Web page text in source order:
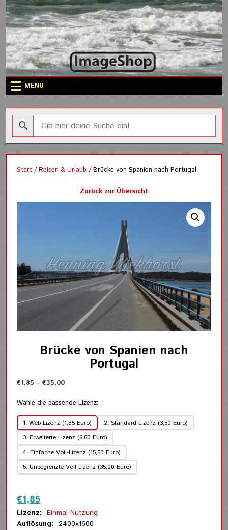
Skip
to
content
MENU
Start /Reisen & Urlaub / Brücke von Spanien nach Portugal
Zurück zur Übersicht
Brücke von Spanien nach
Portugal
€1,85 –€35,00Preisspanne:
bis
€35,00
Wähle die passende Lizenz:
1. Web-Lizenz (1,85 Euro)
2. Standard Lizenz (3,50 Euro)
3. Erweiterte Lizenz (6,60 Euro)
4. Einfache Voll-Lizenz (15,50 Euro)
5. Unbegrenzte Voll-Lizenz (35,00 Euro)
€1,85
Lizenz: Einmal-Nutzung
Auflösung: 2400x1600